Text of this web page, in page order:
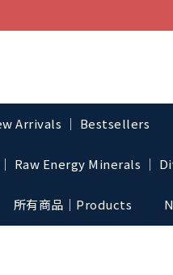
Arrivals │ Bestsellers
Raw Energy Minerals │
所有商品｜Products